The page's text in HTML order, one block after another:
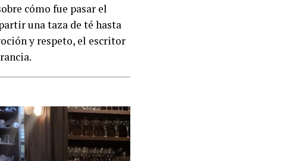
cómo fue pasar el
una taza de té hasta
y respeto, el escritor